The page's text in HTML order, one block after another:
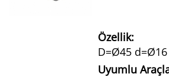
Özellik:
D=Ø45
Uyumlu